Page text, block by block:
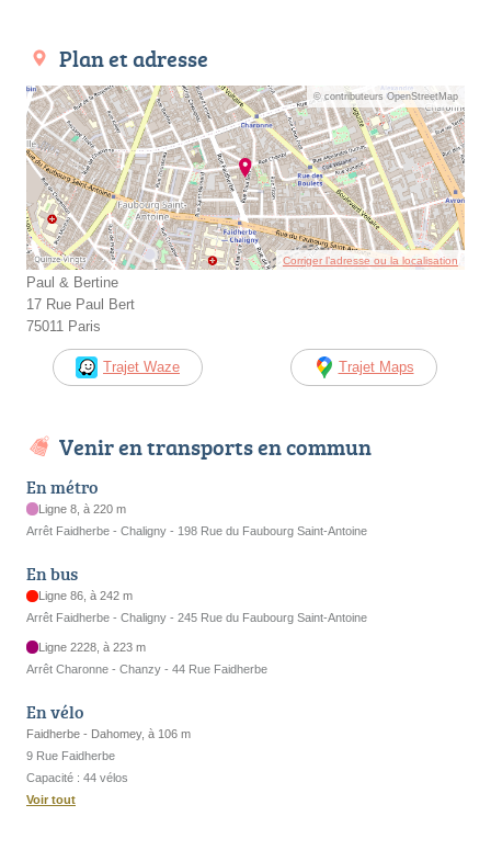
Plan et adresse
© contributeurs OpenStreetMap
Corriger l’adresse ou la localisation
Paul & Bertine
17 Rue Paul Bert
75011 Paris
Trajet Waze Trajet Maps
Venir en transports en commun
En métro
Ligne 8, à 220 m
Arrêt Faidherbe - Chaligny - 198 Rue du Faubourg Saint-Antoine
En bus
Ligne 86, à 242 m
Arrêt Faidherbe - Chaligny - 245 Rue du Faubourg Saint-Antoine
Ligne 2228, à 223 m
Arrêt Charonne - Chanzy - 44 Rue Faidherbe
En vélo
Faidherbe - Dahomey, à 106 m
9 Rue Faidherbe
Capacité : 44 vélos
Voir tout